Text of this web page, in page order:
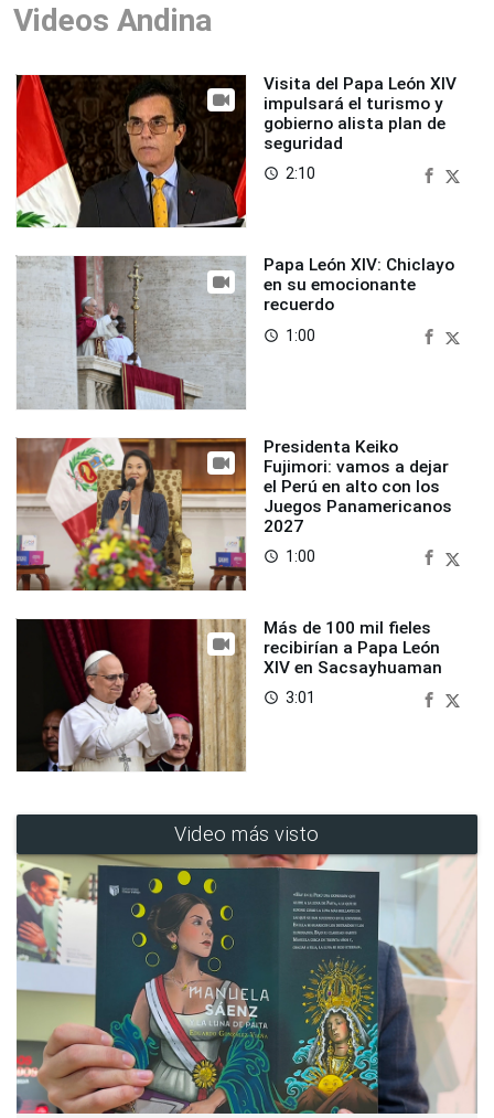
Videos Andina
Visita del Papa León XIV
impulsará el turismo y
gobierno alista plan de
seguridad
access_time 2:10
Papa León XIV: Chiclayo
en su emocionante
recuerdo
access_time 1:00
Presidenta Keiko
Fujimori: vamos a dejar
el Perú en alto con los
Juegos Panamericanos
2027
access_time 1:00
Más de 100 mil fieles
recibirían a Papa León
XIV en Sacsayhuaman
access_time 3:01
Video más visto